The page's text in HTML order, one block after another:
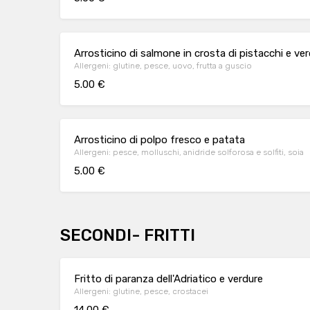
Arrosticino di salmone in crosta di pistacchi e
Allergeni: glutine, pesce, uovo, frutta a guscio
5.00 €
Arrosticino di polpo fresco e patata
Allergeni: pesce, molluschi, anidride solforosa e solfiti, soia
5.00 €
SECONDI- FRITTI
Fritto di paranza dell'Adriatico e verdure
Allergeni: glutine, pesce, crostacei